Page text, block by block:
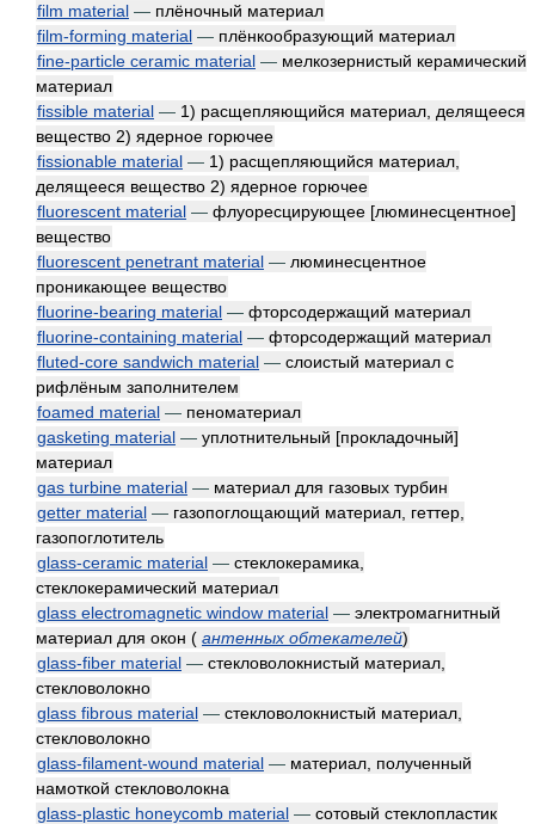
film material — плёночный материал
film-forming material — плёнкообразующий материал
fine-particle ceramic material — мелкозернистый керамический
материал
fissible material — 1) расщепляющийся материал, делящееся
вещество 2) ядерное горючее
fissionable material — 1) расщепляющийся материал,
делящееся вещество 2) ядерное горючее
fluorescent material — флуоресцирующее [люминесцентное]
вещество
fluorescent penetrant material — люминесцентное
проникающее вещество
fluorine-bearing material — фторсодержащий материал
fluorine-containing material — фторсодержащий материал
fluted-core sandwich material — слоистый материал с
рифлёным заполнителем
foamed material — пеноматериал
gasketing material — уплотнительный [прокладочный]
материал
gas turbine material — материал для газовых турбин
getter material — газопоглощающий материал, геттер,
газопоглотитель
glass-ceramic material — стеклокерамика,
стеклокерамический материал
glass electromagnetic window material — электромагнитный
материал для окон ( антенных обтекателей)
glass-fiber material — стекловолокнистый материал,
стекловолокно
glass fibrous material — стекловолокнистый материал,
стекловолокно
glass-filament-wound material — материал, полученный
намоткой стекловолокна
glass-plastic honeycomb material — сотовый стеклопластик